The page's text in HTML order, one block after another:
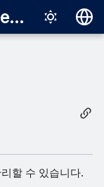
Sophos Central Enterprise
Italiano
日本語
할 수 있습니다.